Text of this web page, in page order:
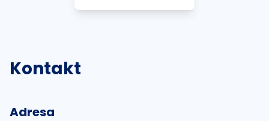
Kontakt
Adresa